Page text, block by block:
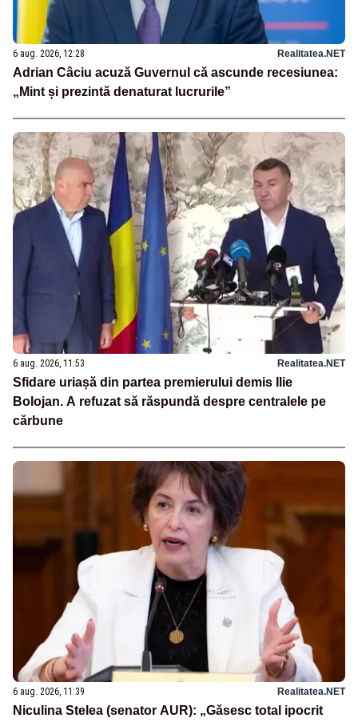
6 aug. 2026, 12:28 Realitatea.NET
Adrian Câciu acuză Guvernul că ascunde recesiunea:
„Mint și prezintă denaturat lucrurile”
6 aug. 2026, 11:53 Realitatea.NET
Sfidare uriașă din partea premierului demis Ilie
Bolojan. A refuzat să răspundă despre centralele pe
cărbune
6 aug. 2026, 11:39 Realitatea.NET
Niculina Stelea (senator AUR): „Găsesc total ipocrit